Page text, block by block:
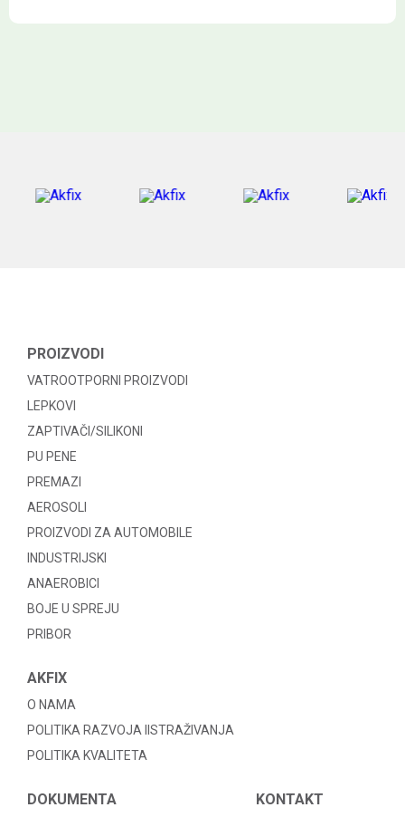
PROIZVODI
VATROOTPORNI PROIZVODI
LEPKOVI
ZAPTIVAČI/SILIKONI
PU PENE
PREMAZI
AEROSOLI
PROIZVODI ZA AUTOMOBILE
INDUSTRIJSKI
ANAEROBICI
BOJE U SPREJU
PRIBOR
AKFIX
O NAMA
POLITIKA RAZVOJA IISTRAŽIVANJA
POLITIKA KVALITETA
DOKUMENTA KONTAKT